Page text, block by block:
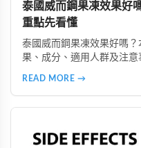
泰國威而鋼果凍效果好
重點先看懂
泰國威而鋼果凍效果好嗎
果、成分、適用人群及注
READ MORE →